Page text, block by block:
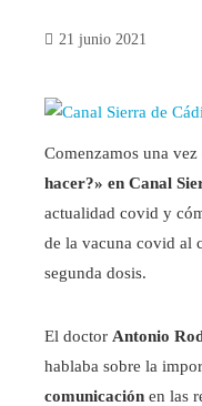
21 junio 2021
Comenzamos una
hacer?» en Canal
actualidad covid y
de la vacuna covid al
segunda dosis.
El doctor Antonio
hablaba sobre la
comunicación en las